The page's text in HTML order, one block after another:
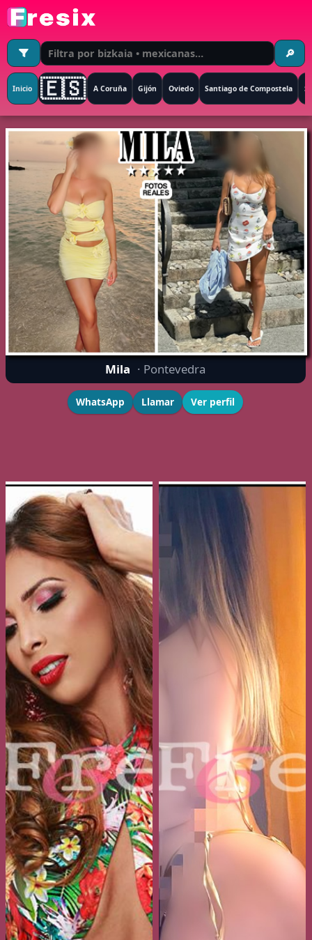
🔎
Inicio 🇪🇸 A Coruña Gijón Oviedo Santiago de Compostela
Mila · Pontevedra
WhatsApp Llamar Ver perfil